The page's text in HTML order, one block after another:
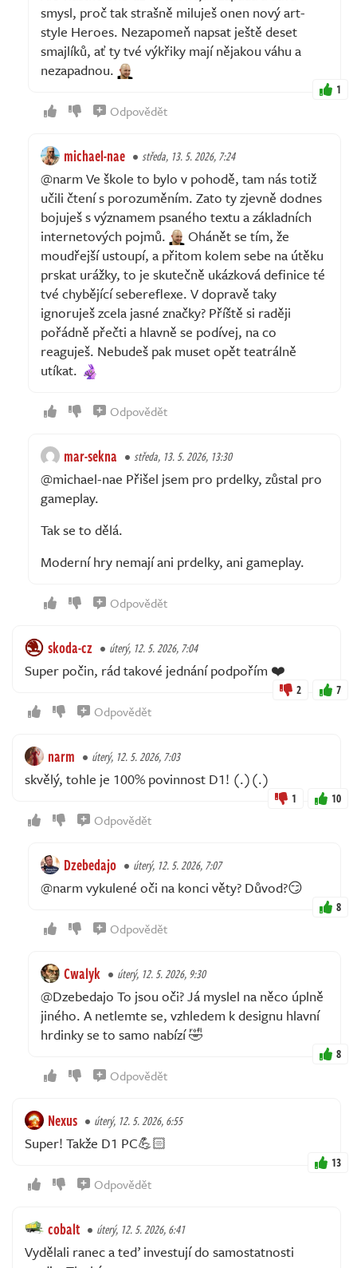
smysl, proč tak strašně miluješ onen nový art-
style Heroes. Nezapomeň napsat ještě deset
smajlíků, ať ty tvé výkřiky mají nějakou váhu a
nezapadnou.
1
Odpovědět
michael-nae středa, 13. 5. 2026, 7:24
@narm Ve škole to bylo v pohodě, tam nás totiž
učili čtení s porozuměním. Zato ty zjevně dodnes
bojuješ s významem psaného textu a základních
internetových pojmů.
Ohánět se tím, že
moudřejší ustoupí, a přitom kolem sebe na útěku
prskat urážky, to je skutečně ukázková definice té
tvé chybějící sebereflexe. V dopravě taky
ignoruješ zcela jasné značky? Příště si raději
pořádně přečti a hlavně se podívej, na co
reaguješ. Nebudeš pak muset opět teatrálně
utíkat.
Odpovědět
mar-sekna středa, 13. 5. 2026, 13:30
@michael-nae Přišel jsem pro prdelky, zůstal pro
gameplay.
Tak se to dělá.
Moderní hry nemají ani prdelky, ani gameplay.
Odpovědět
skoda-cz úterý, 12. 5. 2026, 7:04
Super počin, rád takové jednání podpořím ❤️
2 7
Odpovědět
narm úterý, 12. 5. 2026, 7:03
skvělý, tohle je 100% povinnost D1! (.)(.)
1 10
Odpovědět
Dzebedajo úterý, 12. 5. 2026, 7:07
@narm vykulené oči na konci věty? Důvod?😏
8
Odpovědět
Cwalyk úterý, 12. 5. 2026, 9:30
@Dzebedajo To jsou oči? Já myslel na něco úplně
jiného. A netlemte se, vzhledem k designu hlavní
hrdinky se to samo nabízí 🤣
8
Odpovědět
Nexus úterý, 12. 5. 2026, 6:55
Super! Takže D1 PC💪🏻
13
Odpovědět
cobalt úterý, 12. 5. 2026, 6:41
Vydělali ranec a teď investují do samostatnosti